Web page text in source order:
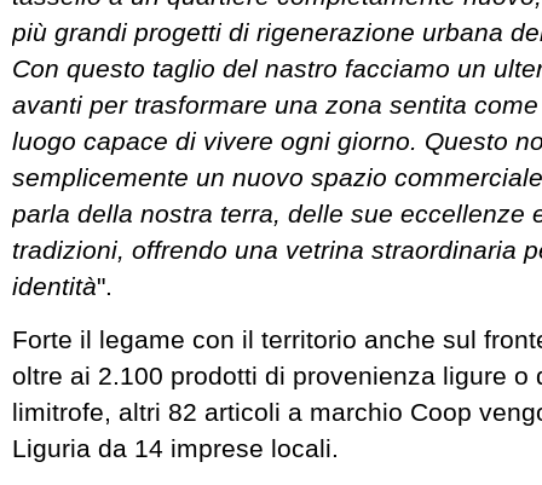
più grandi progetti di rigenerazione urbana
Con questo taglio del nastro facciamo un
avanti per trasformare una zona sentita
luogo capace di vivere ogni giorno. Questo
semplicemente un nuovo spazio
parla della nostra terra, delle sue eccellenze
tradizioni, offrendo una vetrina straordinaria
identità".
Forte il legame con il territorio anche sul
oltre ai 2.100 prodotti di provenienza ligure o
limitrofe, altri 82 articoli a marchio Coop
Liguria da 14 imprese locali.